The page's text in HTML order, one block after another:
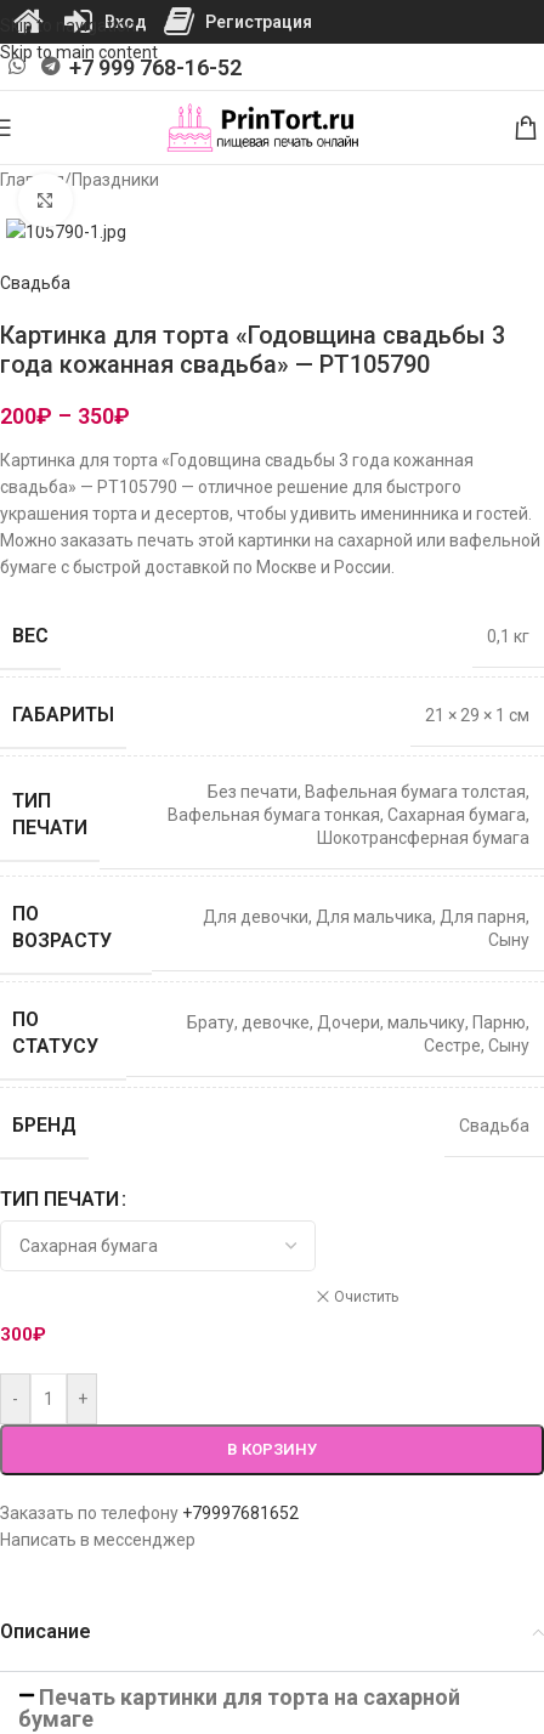
Skip to navigation
Skip to main content
+7 999 768-16-52
Главная/Праздники
Свадьба
Картинка для торта «Годовщина свадьбы 3
года кожанная свадьба» — PT105790
200₽ – 350₽
Картинка для торта «Годовщина свадьбы 3 года кожанная
свадьба» — PT105790 — отличное решение для быстрого
украшения торта и десертов, чтобы удивить именинника и гостей.
Можно заказать печать этой картинки на сахарной или вафельной
бумаге с быстрой доставкой по Москве и России.
ВЕС 0,1 кг
ГАБАРИТЫ 21 × 29 × 1 см
ТИП
ПЕЧАТИ
Без печати, Вафельная бумага толстая,
Вафельная бумага тонкая, Сахарная бумага,
Шокотрансферная бумага
ПО
ВОЗРАСТУ
Для девочки, Для мальчика, Для парня,
Сыну
ПО
СТАТУСУ
Брату, девочке, Дочери, мальчику, Парню,
Сестре, Сыну
БРЕНД Свадьба
ТИП ПЕЧАТИ
Очистить
300₽
- +
В КОРЗИНУ
Заказать по телефону +79997681652
Написать в мессенджер
Описание
Печать картинки для торта на сахарной
бумаге
Вход Регистрация